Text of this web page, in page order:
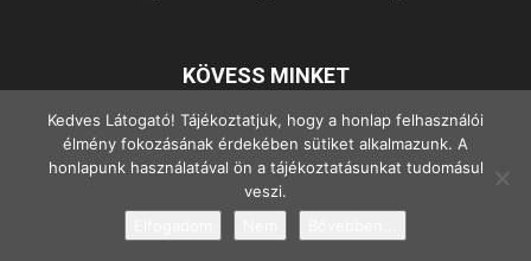
KÖVESS MINKET
© Copyright - 2022 Minden jog fenntartva.
Kedves Látogató! Tájékoztatjuk, hogy a honlap felhasználói
élmény fokozásának érdekében sütiket alkalmazunk. A
honlapunk használatával ön a tájékoztatásunkat tudomásul
veszi.